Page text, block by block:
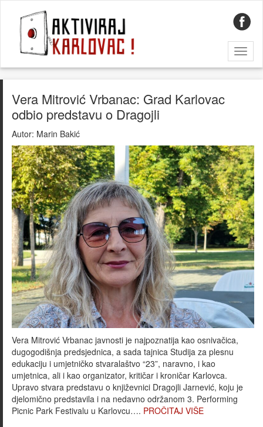
Vera Mitrović Vrbanac: Grad Karlovac
odbio predstavu o Dragojli
Autor: Marin Bakić
Vera Mitrović Vrbanac javnosti je najpoznatija kao osnivačica,
dugogodišnja predsjednica, a sada tajnica Studija za plesnu
edukaciju i umjetničko stvaralaštvo “23”, naravno, i kao
umjetnica, ali i kao organizator, kritičar i kroničar Karlovca.
Upravo stvara predstavu o književnici Dragojli Jarnević, koju je
djelomično predstavila i na nedavno održanom 3. Performing
Picnic Park Festivalu u Karlovcu…. PROČITAJ VIŠE